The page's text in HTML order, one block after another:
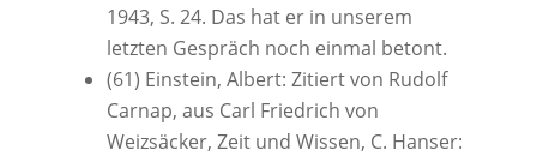
1943, S. 24. Das hat er in unserem
letzten Gespräch noch einmal betont.
(61) Einstein, Albert: Zitiert von Rudolf
Carnap, aus Carl Friedrich von
Weizsäcker, Zeit und Wissen, C. Hanser: